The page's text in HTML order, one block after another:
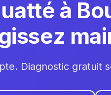
à
Diagnostic gratuit